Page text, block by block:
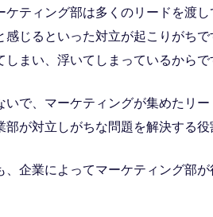
ティング部は多くのリードを渡
じるといった対立が起こりがち
まい、浮いてしまっているからで
で、マーケティングが集めたリ
が対立しがちな問題を解決する役
企業によってマーケティング部